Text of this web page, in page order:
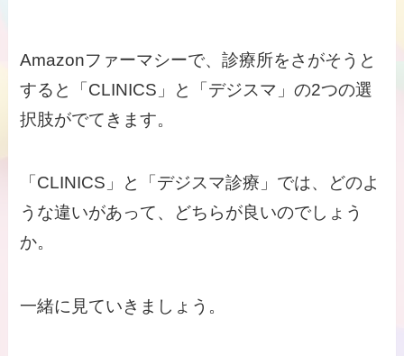
Amazonファーマシーで、診療所をさがそうと
すると「CLINICS」と「デジスマ」の2つの選
択肢がでてきます。
「CLINICS」と「デジスマ診療」では、どのよ
うな違いがあって、どちらが良いのでしょう
か。
一緒に見ていきましょう。